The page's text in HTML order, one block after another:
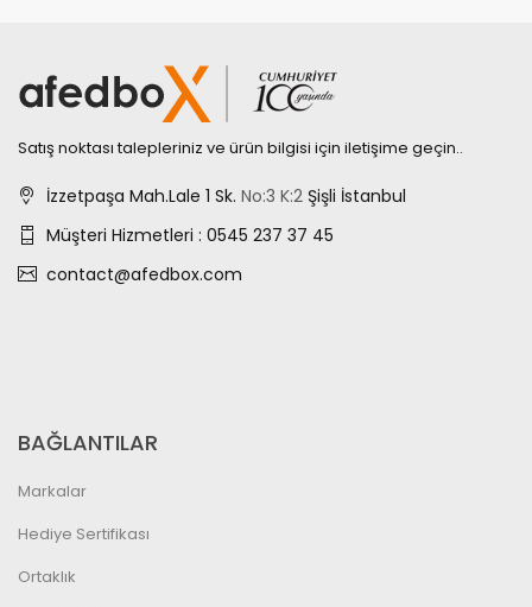
Satış noktası talepleriniz ve ürün bilgisi için iletişime geçin..
İzzetpaşa Mah.Lale 1 Sk. No:3 K:2 Şişli İstanbul
Müşteri Hizmetleri : 0545 237 37 45
contact@afedbox.com
BAĞLANTILAR
Markalar
Hediye Sertifikası
Ortaklık